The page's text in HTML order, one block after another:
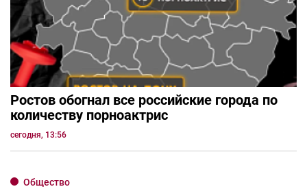
Ростов обогнал все российские города по
количеству порноактрис
сегодня, 13:56
Общество